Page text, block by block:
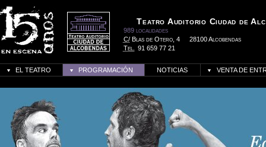
Teatro Auditorio Ciudad de
989 localidades
C/Blas de Otero, 4
28100 Alcobendas
Tel.
91 659 77 21
EL TEATRO PROGRAMACIÓN NOTICIAS VENTA DE